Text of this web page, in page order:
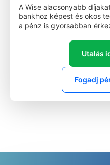
A Wise alacsonyabb
bankhoz képest és okos
a pénz is gyorsabban
Utalás
Fogadj